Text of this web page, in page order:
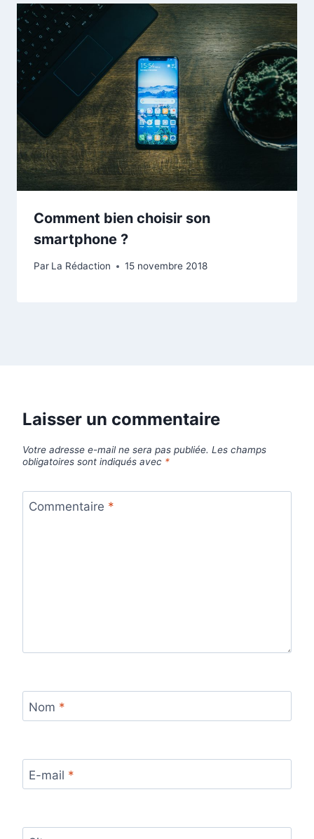
Comment bien choisir son
smartphone ?
Par La Rédaction 15 novembre 2018
Laisser un commentaire
Votre adresse e-mail ne sera pas publiée. Les champs
obligatoires sont indiqués avec *
Commentaire *
Nom *
E-mail *